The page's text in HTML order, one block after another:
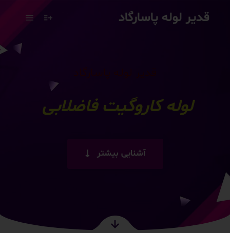
قدیر لوله پاسارگاد
لوله
آشنایی بیشتر